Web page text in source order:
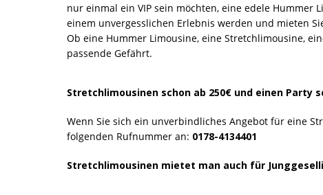
nur einmal ein VIP sein möchten, eine edele Hummer
einem unvergesslichen Erlebnis werden und mieten
Ob eine Hummer Limousine, eine Stretchlimousine,
passende Gefährt.
Stretchlimousinen schon ab 250€ und einen Party
Wenn Sie sich ein unverbindliches Angebot für eine
folgenden Rufnummer an: 0178-4134401
Stretchlimousinen mietet man auch für